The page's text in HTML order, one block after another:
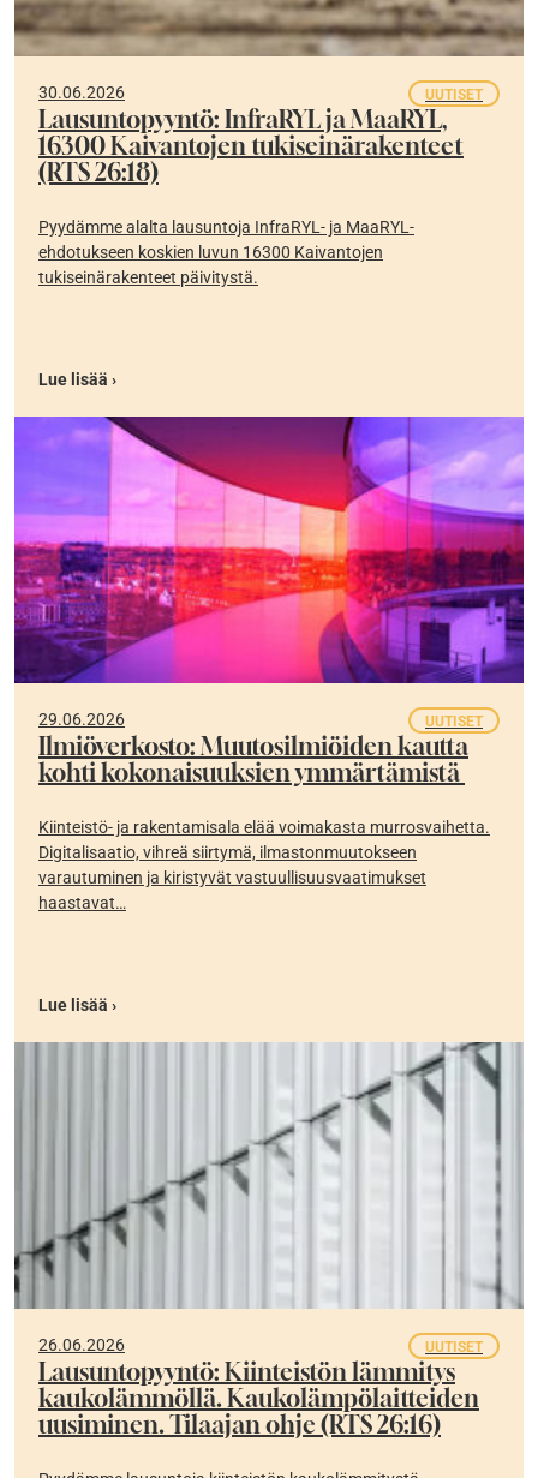
30.06.2026 UUTISET
Lausuntopyyntö: InfraRYL ja MaaRYL,
16300 Kaivantojen tukiseinärakenteet
(RTS 26:18)
Pyydämme alalta lausuntoja InfraRYL- ja MaaRYL-
ehdotukseen koskien luvun 16300 Kaivantojen
tukiseinärakenteet päivitystä.
Lue lisää ›
29.06.2026 UUTISET
Ilmiöverkosto: Muutosilmiöiden kautta
kohti kokonaisuuksien ymmärtämistä
Kiinteistö- ja rakentamisala elää voimakasta murrosvaihetta.
Digitalisaatio, vihreä siirtymä, ilmastonmuutokseen
varautuminen ja kiristyvät vastuullisuusvaatimukset
haastavat…
Lue lisää ›
26.06.2026 UUTISET
Lausuntopyyntö: Kiinteistön lämmitys
kaukolämmöllä. Kaukolämpölaitteiden
uusiminen. Tilaajan ohje (RTS 26:16)